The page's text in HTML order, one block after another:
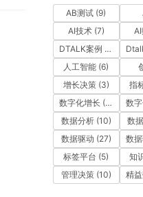
AB测试 (9)
AI技术(7)
DTALK案例
人工智能 (6)
增长决策(3) 指
数字化增长 (3) 数
数据分析(10) 数
数据驱动 (27)
标签平台 (5) 知
管理决策(10)